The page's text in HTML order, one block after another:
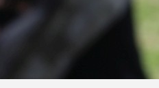
comuni:
il mondo,